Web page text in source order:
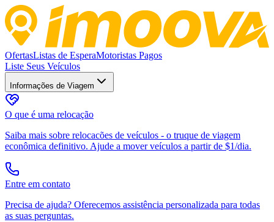
OfertasListas de EsperaMotoristas Pagos
Liste Seus Veículos
Informações de Viagem
O que é uma relocação
Saiba mais sobre relocacões de veículos - o truque de viagem
econômica definitivo. Ajude a mover veículos a partir de $1/dia.
Entre em contato
Precisa de ajuda? Oferecemos assistência personalizada para todas
as suas perguntas.